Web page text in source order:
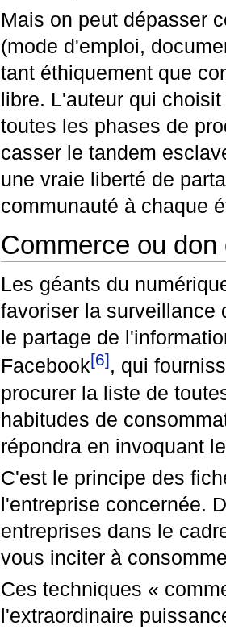
Mais on peut dépasser
(mode d'emploi,
tant éthiquement que
libre. L'auteur qui
toutes les phases de
casser le tandem
une vraie liberté de
communauté à chaque
Commerce ou
Les géants du
favoriser la
le partage de
Facebook[6], qui
procurer la liste de
habitudes de
répondra en invoquant
C'est le principe des
l'entreprise concernée.
entreprises dans le
vous inciter à
Ces techniques «
l'extraordinaire